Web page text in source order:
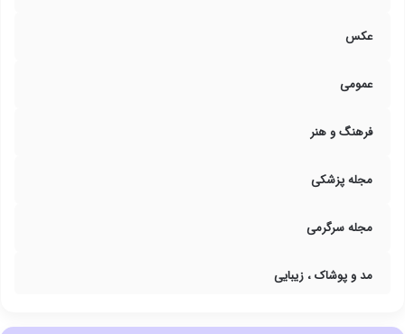
عکس
عمومی
فرهنگ و هنر
مجله پزشکی
مجله سرگرمی
مد و پوشاک ، زیبایی